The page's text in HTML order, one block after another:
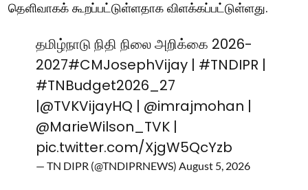
தெளிவாகக் கூறப்பட்டுள்ளதாக விளக்கப்பட்டுள்ளது.
தமிழ்நாடு நிதி நிலை அறிக்கை 2026-
2027#CMJosephVijay | #TNDIPR |
#TNBudget2026_27
|@TVKVijayHQ | @imrajmohan |
@MarieWilson_TVK |
pic.twitter.com/XjgW5QcYzb
— TN DIPR (@TNDIPRNEWS) August 5, 2026